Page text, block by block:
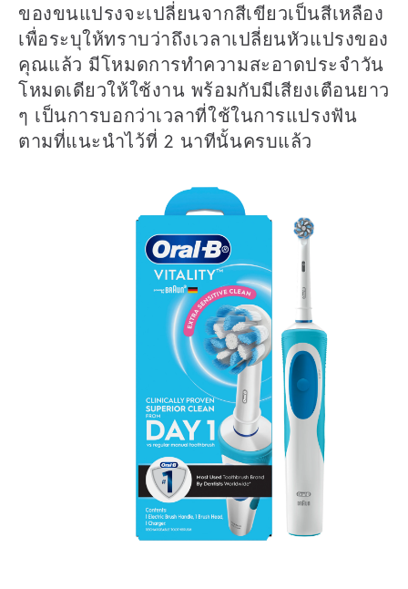
ของขนแปรงจะเปลี่ยนจากสีเขียวเป็นสีเหลือง
เพื่อระบุให้ทราบว่าถึงเวลาเปลี่ยนหัวแปรงของ
คุณแล้ว มีโหมดการทำความสะอาดประจำวัน
โหมดเดียวให้ใช้งาน พร้อมกับมีเสียงเตือนยาว
ๆ เป็นการบอกว่าเวลาที่ใช้ในการแปรงฟัน
ตามที่แนะนำไว้ที่ 2 นาทีนั้นครบแล้ว